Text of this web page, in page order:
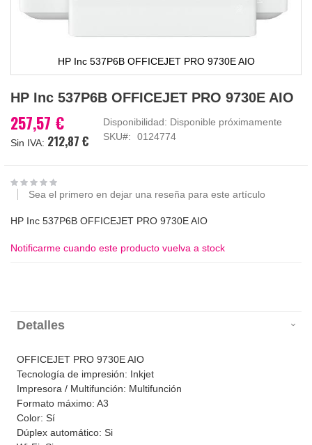
HP Inc 537P6B OFFICEJET PRO 9730E AIO
al
de
la
imágenes
HP Inc 537P6B OFFICEJET PRO 9730E AIO
257,57 €
212,87 €
Disponibilidad: Disponible próximamente
SKU
0124774
Sea el primero en dejar una reseña para este artículo
HP Inc 537P6B OFFICEJET PRO 9730E AIO
Notificarme cuando este producto vuelva a stock
Detalles
OFFICEJET PRO 9730E AIO
Tecnología de impresión: Inkjet
Impresora / Multifunción: Multifunción
Formato máximo: A3
Color: Sí
Dúplex automático: Si